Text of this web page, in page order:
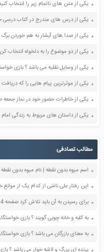
یکی از وسایل نقلیه می باشد ؟ بازی
یکی از خاطرات حضور خود در نماز جمعه صفحه 123 پیام های
یکی از داستان های مربوط به زندگی امام کاظم صفحه 45
مطالب تصادفی
اسم میوه بدون نقطه | نام میوه بدون نقطه
برای رسیدن به آن باید تلاش کرد صفحه 74 کتاب نگارش ششم
به کلبه و خانه چوبی گویند ؟ بازی
به معنای بازرگان می باشد ؟ بازی
پرنده ای بزرگ و لاشه خوار می باشد ؟